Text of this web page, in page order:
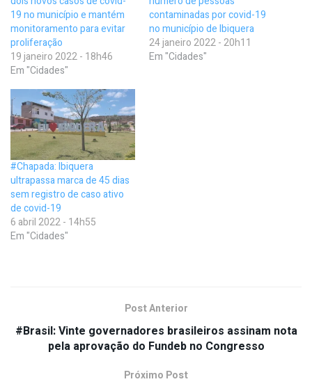
19 no município e mantém
monitoramento para evitar
proliferação
19 janeiro 2022 - 18h46
Em "Cidades"
contaminadas por covid-19
no município de Ibiquera
24 janeiro 2022 - 20h11
Em "Cidades"
#Chapada: Ibiquera
ultrapassa marca de 45 dias
sem registro de caso ativo
de covid-19
6 abril 2022 - 14h55
Em "Cidades"
Post Anterior
#Brasil: Vinte governadores brasileiros assinam nota
pela aprovação do Fundeb no Congresso
Próximo Post